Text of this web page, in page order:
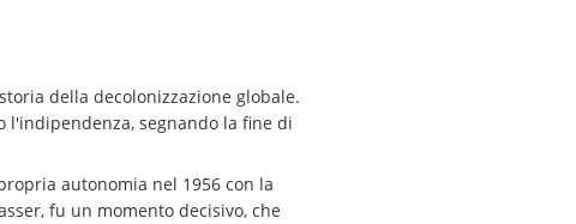
della decolonizzazione globale.
l'indipendenza, segnando la fine di
autonomia nel 1956 con la
fu un momento decisivo, che